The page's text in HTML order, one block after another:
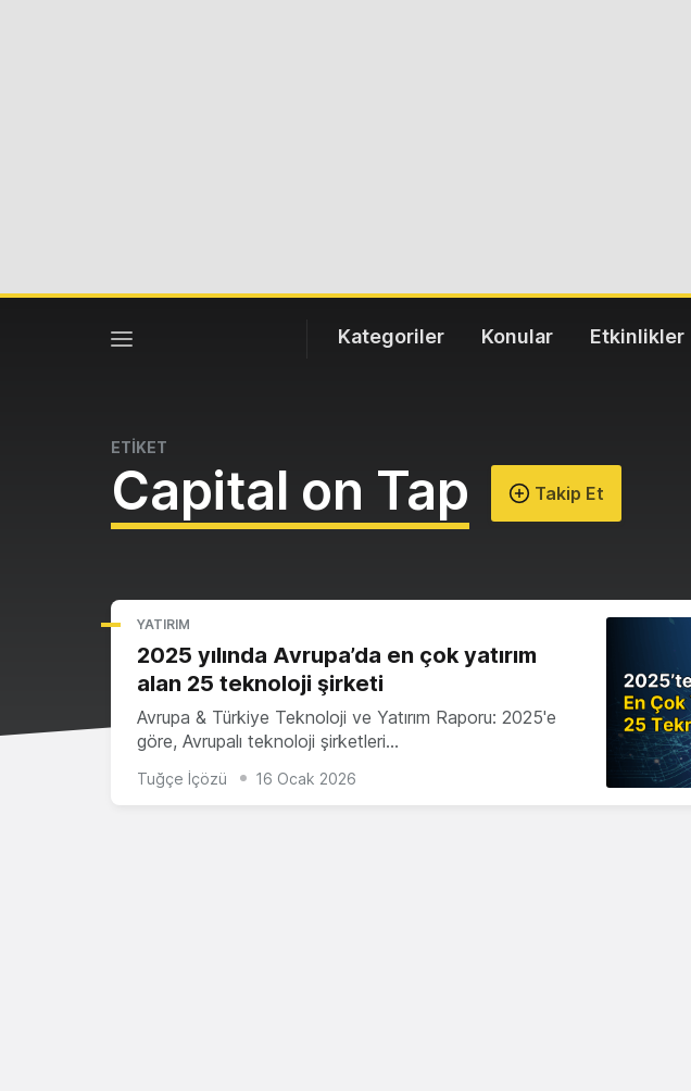
Kategoriler Konular Etkinlikler
ETİKET
Capital on Tap Takip Et
YATIRIM
2025 yılında Avrupa’da en çok yatırım
alan 25 teknoloji şirketi
Avrupa & Türkiye Teknoloji ve Yatırım Raporu: 2025'e
göre, Avrupalı teknoloji şirketleri…
Tuğçe İçözü 16 Ocak 2026